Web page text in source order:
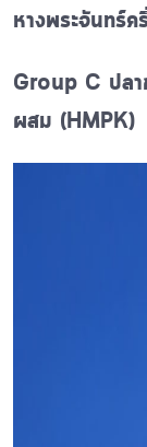
หางพระจันทร์
Group C ปลา
ผสม (HMPK)